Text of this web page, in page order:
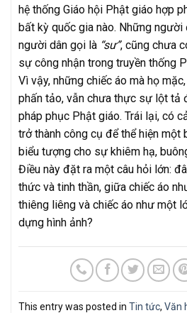
hệ thống Giáo hội Phật giáo hợp
bất kỳ quốc gia nào. Những
người dân gọi là “sư”, cũng chưa
sự công nhận trong truyền thống
Vì vậy, những chiếc áo mà họ
phấn tảo, vẫn chưa thực sự lột tả
pháp phục Phật giáo. Trái lại, có
trở thành công cụ để thể hiện một
biểu tượng cho sự khiêm hạ,
Điều này đặt ra một câu hỏi lớn:
thức và tinh thần, giữa chiếc áo
thiêng liêng và chiếc áo như một
dựng hình ảnh?
This entry was posted in Tin tức, Văn